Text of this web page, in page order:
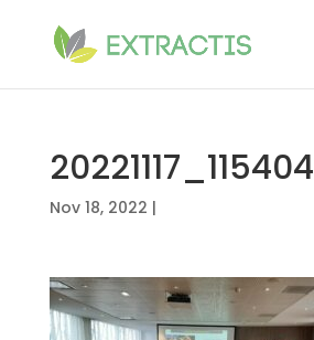
20221117_115404
Nov 18, 2022 |